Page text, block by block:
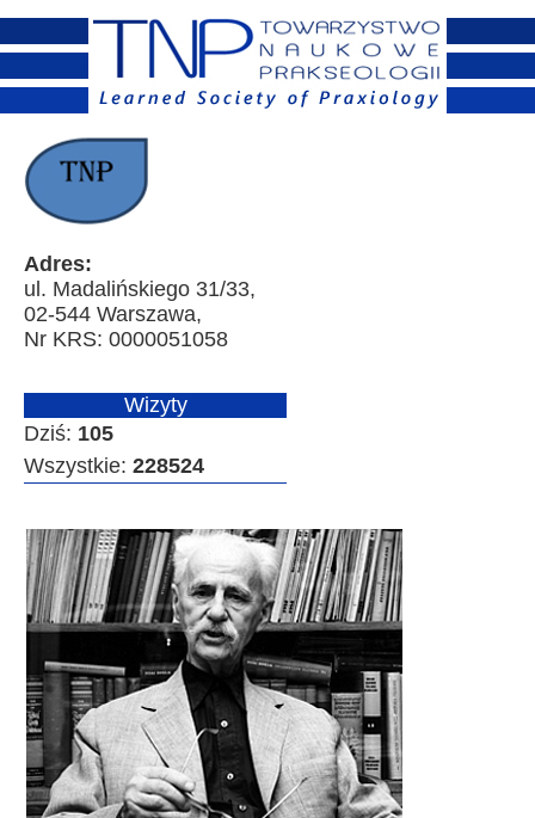
Adres:
ul. Madalińskiego 31/33,
02-544 Warszawa,
Nr KRS: 0000051058
Wizyty
Dziś: 105
Wszystkie: 228524